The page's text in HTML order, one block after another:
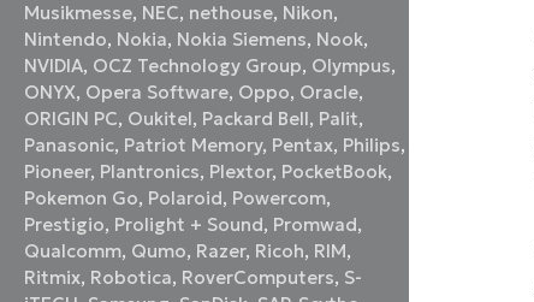
Musikmesse, NEC, nethouse, Nikon,
Nintendo, Nokia, Nokia Siemens, Nook,
NVIDIA, OCZ Technology Group, Olympus,
ONYX, Opera Software, Oppo, Oracle,
ORIGIN PC, Oukitel, Packard Bell, Palit,
Panasonic, Patriot Memory, Pentax, Philips,
Pioneer, Plantronics, Plextor, PocketBook,
Pokemon Go, Polaroid, Powercom,
Prestigio, Prolight + Sound, Promwad,
Qualcomm, Qumo, Razer, Ricoh, RIM,
Ritmix, Robotica, RoverComputers, S-